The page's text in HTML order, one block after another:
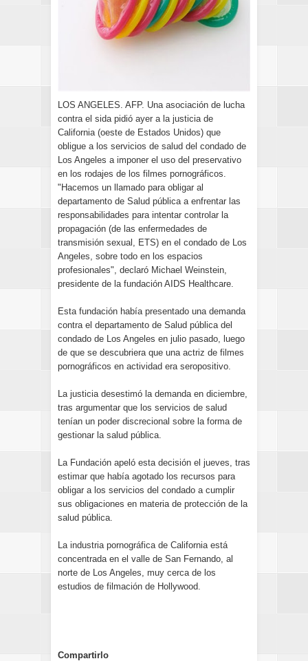
LOS ANGELES. AFP. Una asociación de lucha
contra el sida pidió ayer a la justicia de
California (oeste de Estados Unidos) que
obligue a los servicios de salud del condado de
Los Angeles a imponer el uso del preservativo
en los rodajes de los filmes pornográficos.
"Hacemos un llamado para obligar al
departamento de Salud pública a enfrentar las
responsabilidades para intentar controlar la
propagación (de las enfermedades de
transmisión sexual, ETS) en el condado de Los
Angeles, sobre todo en los espacios
profesionales", declaró Michael Weinstein,
presidente de la fundación AIDS Healthcare.
Esta fundación había presentado una demanda
contra el departamento de Salud pública del
condado de Los Angeles en julio pasado, luego
de que se descubriera que una actriz de filmes
pornográficos en actividad era seropositivo.
La justicia desestimó la demanda en diciembre,
tras argumentar que los servicios de salud
tenían un poder discrecional sobre la forma de
gestionar la salud pública.
La Fundación apeló esta decisión el jueves, tras
estimar que había agotado los recursos para
obligar a los servicios del condado a cumplir
sus obligaciones en materia de protección de la
salud pública.
La industria pornográfica de California está
concentrada en el valle de San Fernando, al
norte de Los Angeles, muy cerca de los
estudios de filmación de Hollywood.
Compartirlo